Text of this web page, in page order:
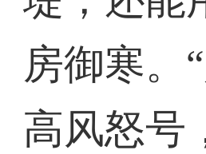
房御寒。
高风怒号